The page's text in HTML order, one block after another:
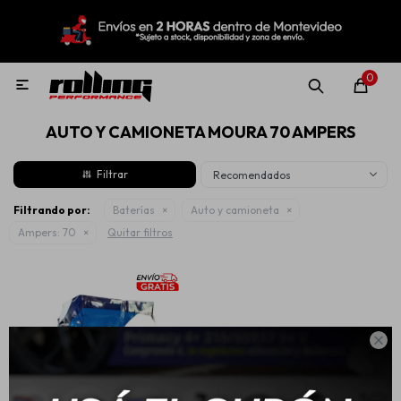

0

AUTO Y CAMIONETA MOURA 70 AMPERS
Recomendados
Filtrando por: Baterías
Auto y camioneta
Ampers: 70 Quitar filtros
MI CUENTA
Nuevo! Rolling Repuestos
Llantas